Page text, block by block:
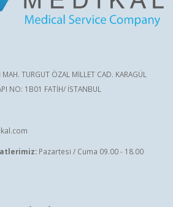
TURGUT ÖZAL MİLLET CAD. KARAGÜL
NO: 1B01 FATİH/ İSTANBUL
Pazartesi / Cuma 09.00 - 18.00